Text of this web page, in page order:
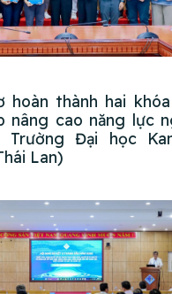
hoàn thành hai
nâng cao năng lực
Đại học
Lan)